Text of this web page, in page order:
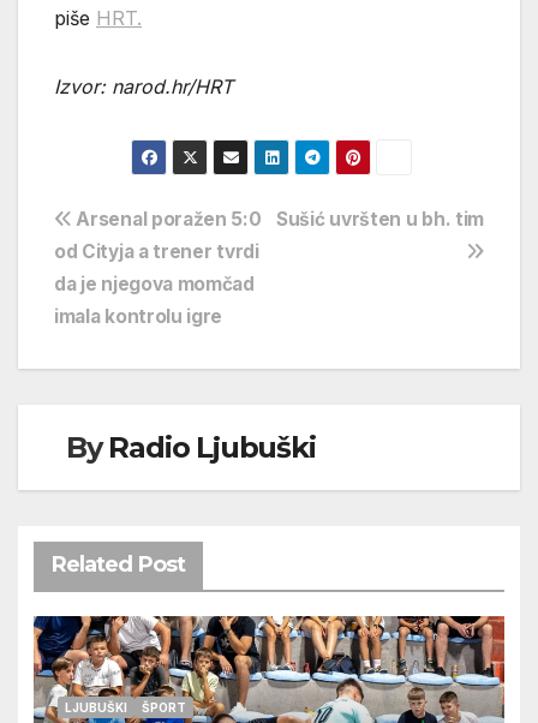
piše HRT.
Izvor: narod.hr/HRT
Navigacija
objava
Sušić uvršten u bh. tim
Arsenal poražen 5:0
od Cityja a trener tvrdi
da je njegova momčad
imala kontrolu igre
ByRadio Ljubuški
Related Post
LJUBUŠKI ŠPORT